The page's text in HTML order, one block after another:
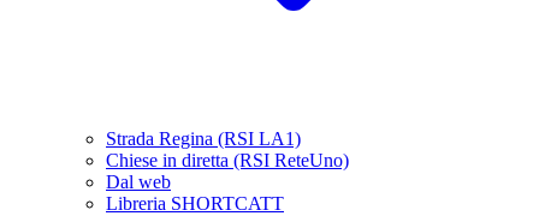
Strada Regina (RSI LA1)
Chiese in diretta (RSI ReteUno)
Dal web
Libreria SHORTCATT